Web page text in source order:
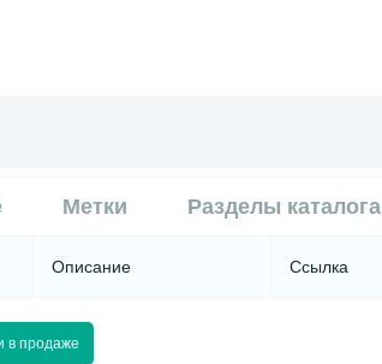
Метки Разделы каталога
Описание Ссылка
в продаже